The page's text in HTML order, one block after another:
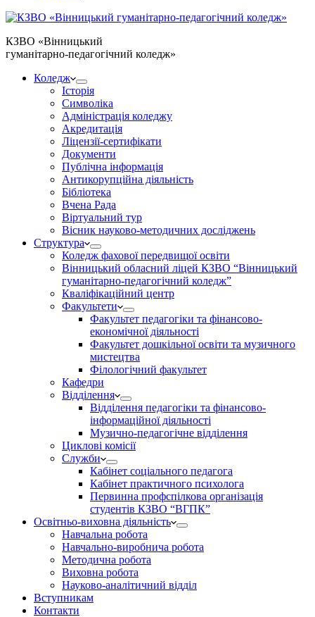
КЗВО «Вінницький
гуманітарно-педагогічний коледж»
Коледж
Історія
Символіка
Адміністрація коледжу
Акредитація
Ліцензії-сертифікати
Документи
Публічна інформація
Антикорупційна діяльність
Бібліотека
Вчена Рада
Віртуальний тур
Вісник науково-методичних досліджень
Структура
Коледж фахової передвищої освіти
Вінницький обласний ліцей КЗВО “Вінницький
гуманітарно-педагогічний коледж”
Кваліфікаційний центр
Факультети
Факультет педагогіки та фінансово-
економічної діяльності
Факультет дошкільної освіти та музичного
мистецтва
Філологічний факультет
Кафедри
Відділення
Відділення педагогіки та фінансово-
інформаційної діяльності
Музично-педагогічне відділення
Циклові комісії
Служби
Кабінет соціального педагога
Кабінет практичного психолога
Первинна профспілкова організація
студентів КЗВО “ВГПК”
Освітньо-виховна діяльність
Навчальна робота
Навчально-виробнича робота
Методична робота
Виховна робота
Науково-аналітичний відділ
Вступникам
Контакти